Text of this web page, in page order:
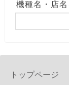
機種名・店名
トップページ